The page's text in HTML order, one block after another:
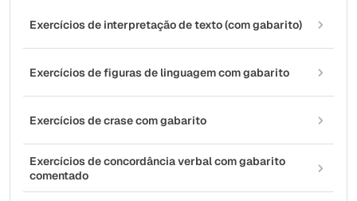
Exercícios de interpretação de texto (com gabarito)
Exercícios de figuras de linguagem com gabarito
Exercícios de crase com gabarito
Exercícios de concordância verbal com gabarito
comentado